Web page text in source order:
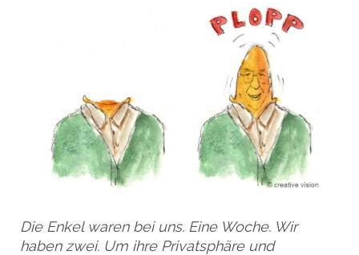
Die Enkel waren bei uns. Eine Woche. Wir
haben zwei. Um ihre Privatsphäre und